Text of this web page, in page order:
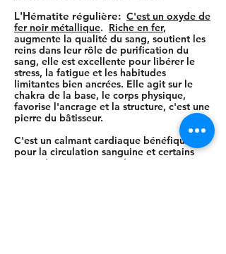
L'Hématite régulière: C'est un oxyde de
fer noir métallique. Riche en fer,
augmente la qualité du sang, soutient les
reins dans leur rôle de purification du
sang, elle est excellente pour libérer le
stress, la fatigue et les habitudes
limitantes bien ancrées. Elle agit sur le
chakra de la base, le corps physique,
favorise l'ancrage et la structure, c'est une
pierre du bâtisseur.
C'est un calmant cardiaque bénéfique
pour la circulation sanguine et certains
types de migraines. Aide avant ou après